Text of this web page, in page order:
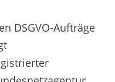
DSGVO-Aufträge